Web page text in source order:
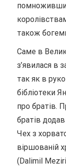
помноживши
також
Саме в
з’явилася в
так як в
бібліотеки
про братів.
братів
Чех з
віршованій
(Dalimil